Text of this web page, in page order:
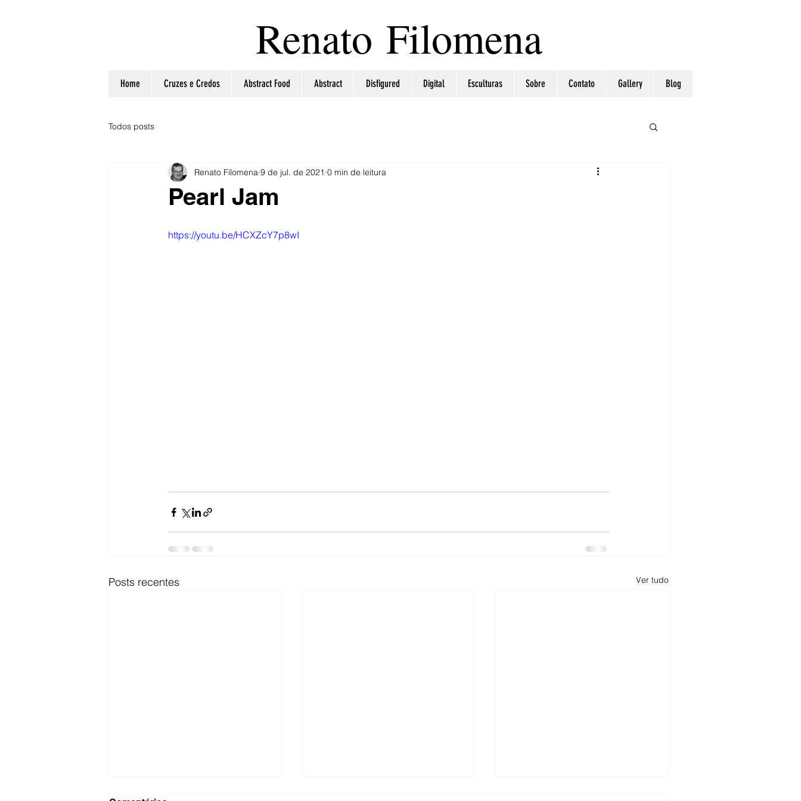
Renato Filomena
Home Cruzes e Credos Abstract Food Abstract Disfigured Digital Esculturas Sobre Contato Gallery Blog
Todos posts
Pearl Jam
Renato Filomena 9 de jul. de 2021 0 min de leitura
https://youtu.be/HCXZcY7p8wI
Posts recentes Ver tudo